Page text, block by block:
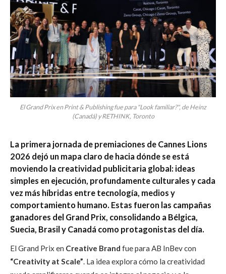
El Grand Prix en Print & Publishing fue para "Look familiar?", de Heinz
(Canadá) y RETHINK, Toronto
La primera jornada de premiaciones de Cannes Lions
2026 dejó un mapa claro de hacia dónde se está
moviendo la creatividad publicitaria global: ideas
simples en ejecución, profundamente culturales y cada
vez más híbridas entre tecnología, medios y
comportamiento humano. Estas fueron las campañas
ganadores del Grand Prix, consolidando a Bélgica,
Suecia, Brasil y Canadá como protagonistas del día.
El Grand Prix en Creative Brand fue para AB InBev con
“Creativity at Scale”. La idea explora cómo la creatividad